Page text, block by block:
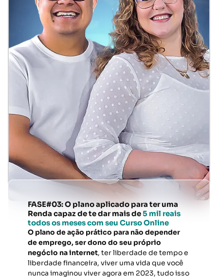
FASE#03: O plano aplicado para ter uma
Renda capaz de te dar mais de5 mil reais
todos os meses com seu Curso Online
O plano de ação prático para não depender
de emprego, ser dono do seu próprio
negócio na internet, ter liberdade de tempo e
liberdade financeira, viver uma vida que você
nunca imaginou viver agora em 2023, tudo isso